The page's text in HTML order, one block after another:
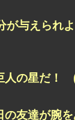
が与えられ
人の星だ！
の友達が腕